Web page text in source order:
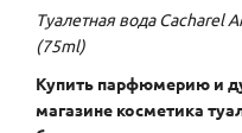
Туалетная вода Cacharel
(75ml)
Купить парфюмерию и
магазине косметика